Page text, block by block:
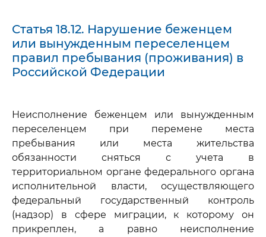
Статья 18.12. Нарушение беженцем
или вынужденным переселенцем
правил пребывания (проживания) в
Российской Федерации
Неисполнение беженцем или вынужденным
переселенцем при перемене места
пребывания или места жительства
обязанности сняться с учета в
территориальном органе федерального органа
исполнительной власти, осуществляющего
федеральный государственный контроль
(надзор) в сфере миграции, к которому он
прикреплен, а равно неисполнение